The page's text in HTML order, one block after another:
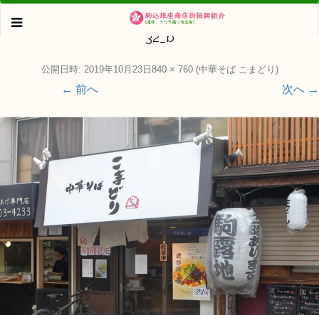
32_b
公開日時: 2019年10月23日 840 × 760(中華そば こまどり )
← 前へ 次へ →